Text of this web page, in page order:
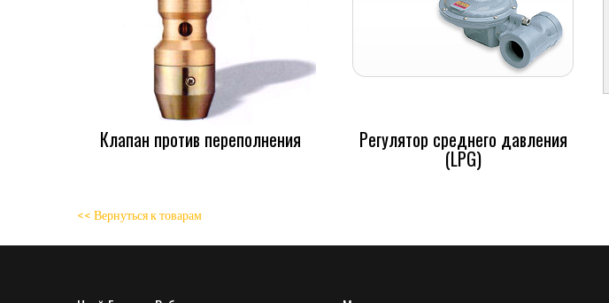
Клапан против переполнения Регулятор среднего давления
(LPG)
<< Вернуться к товарам